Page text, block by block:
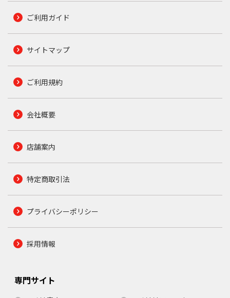
ご利用ガイド
サイトマップ
ご利用規約
会社概要
店舗案内
特定商取引法
プライバシーポリシー
採用情報
専門サイト